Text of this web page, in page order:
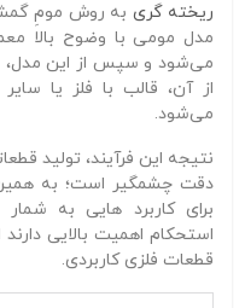
ریخته‌ گری به روش مومِ
مدل مومی با وضوح بالا
می‌شود و سپس از این مدل،
از آن، قالب با فلز یا
می‌شود.
نتیجه این فرآیند، تولید
دقت چشمگیر است؛ به
برای کاربرد هایی به
استحکام اهمیت بالایی دارند
قطعات فلزی کاربردی.